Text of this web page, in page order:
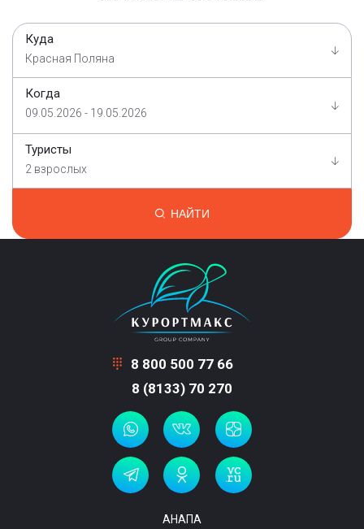
Куда
Красная Поляна
Когда
09.05.2026 - 19.05.2026
Туристы
2 взрослых
НАЙТИ
8 800 500 77 66
8 (8133) 70 270
АНАПА